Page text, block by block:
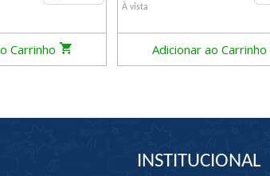
Carrinho
À vista
Adicionar ao Carrinho
INSTITUCIONAL